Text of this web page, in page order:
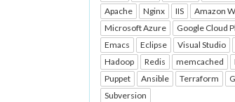
Apache
Nginx IIS
Amazon
Microsoft Azure
Google Cloud
Emacs
Eclipse Visual Studio
Hadoop
Redis memcached
Puppet
Ansible Terraform
Subversion